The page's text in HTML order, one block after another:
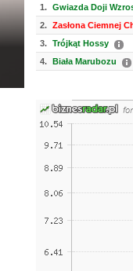
1. Gwiazda Doji
2. Zasłona Ciemnej
3. Trójkąt Hossy
4. Biała Marubozu